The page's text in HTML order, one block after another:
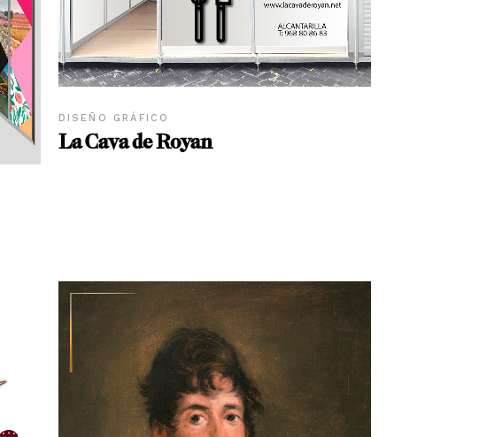
DISEÑO GRÁFICO
La Cava de Royan